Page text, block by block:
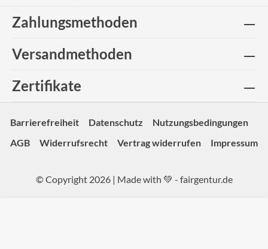
Zahlungsmethoden
Versandmethoden
Zertifikate
Barrierefreiheit Datenschutz
Nutzungsbedingungen
AGB
Widerrufsrecht Vertrag widerrufen Impressum
© Copyright 2026 | Made with 💚 - fairgentur.de